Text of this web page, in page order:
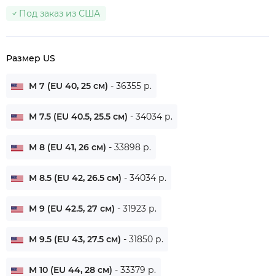
Под заказ из США
Размер US
M 7 (EU 40, 25 см) - 36355 р.
M 7.5 (EU 40.5, 25.5 см) - 34034 р.
M 8 (EU 41, 26 см) - 33898 р.
M 8.5 (EU 42, 26.5 см) - 34034 р.
M 9 (EU 42.5, 27 см) - 31923 р.
M 9.5 (EU 43, 27.5 см) - 31850 р.
M 10 (EU 44, 28 см) - 33379 р.